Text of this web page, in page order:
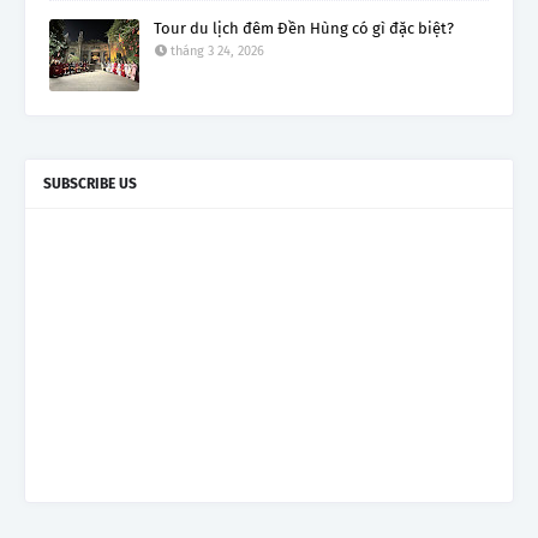
Tour du lịch đêm Đền Hùng có gì đặc biệt?
tháng 3 24, 2026
SUBSCRIBE US